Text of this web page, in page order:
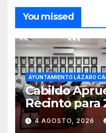
You missed
AYUNTAMIENTO LÁZARO
Cabildo
Recinto para
Gobierno
4 AGOSTO, 2026